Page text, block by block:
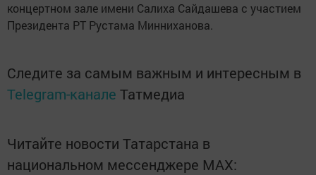
концертном зале имени Салиха Сайдашева с участием
Президента РТ Рустама Минниханова.
Следите за самым важным и интересным в
Telegram-канале Татмедиа
Читайте новости Татарстана в
национальном мессенджере MАХ: